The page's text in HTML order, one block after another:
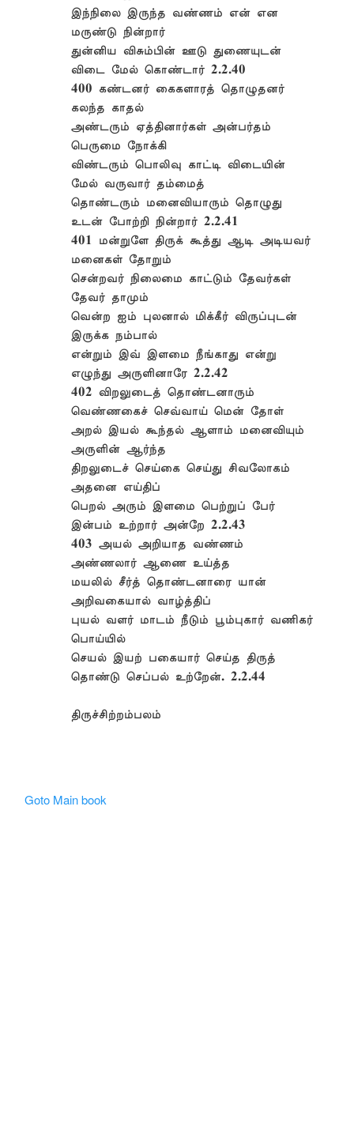
இந்நிலை இருந்த வண்ணம் என் என
மருண்டு நின்றார்
துன்னிய விசும்பின் ஊடு துணையுடன்
விடை மேல் கொண்டார் 2.2.40
400 கண்டனர் கைகளாரத் தொழுதனர்
கலந்த காதல்
அண்டரும் ஏத்தினார்கள் அன்பர்தம்
பெருமை நோக்கி
விண்டரும் பொலிவு காட்டி விடையின்
மேல் வருவார் தம்மைத்
தொண்டரும் மனைவியாரும் தொழுது
உடன் போற்றி நின்றார் 2.2.41
401 மன்றுளே திருக் கூத்து ஆடி அடியவர்
மனைகள் தோறும்
சென்றவர் நிலைமை காட்டும் தேவர்கள்
தேவர் தாமும்
வென்ற ஐம் புலனால் மிக்கீர் விருப்புடன்
இருக்க நம்பால்
என்றும் இவ் இளமை நீங்காது என்று
எழுந்து அருளினாரே 2.2.42
402 விறலுடைத் தொண்டனாரும்
வெண்ணகைச் செவ்வாய் மென் தோள்
அறல் இயல் கூந்தல் ஆளாம் மனைவியும்
அருளின் ஆர்ந்த
திறலுடைச் செய்கை செய்து சிவலோகம்
அதனை எய்திப்
பெறல் அரும் இளமை பெற்றுப் பேர்
இன்பம் உற்றார் அன்றே 2.2.43
403 அயல் அறியாத வண்ணம்
அண்ணலார் ஆணை உய்த்த
மயலில் சீர்த் தொண்டனாரை யான்
அறிவகையால் வாழ்த்திப்
புயல் வளர் மாடம் நீடும் பூம்புகார் வணிகர்
பொய்யில்
செயல் இயற் பகையார் செய்த திருத்
தொண்டு செப்பல் உற்றேன். 2.2.44
திருச்சிற்றம்பலம்
Goto Main book